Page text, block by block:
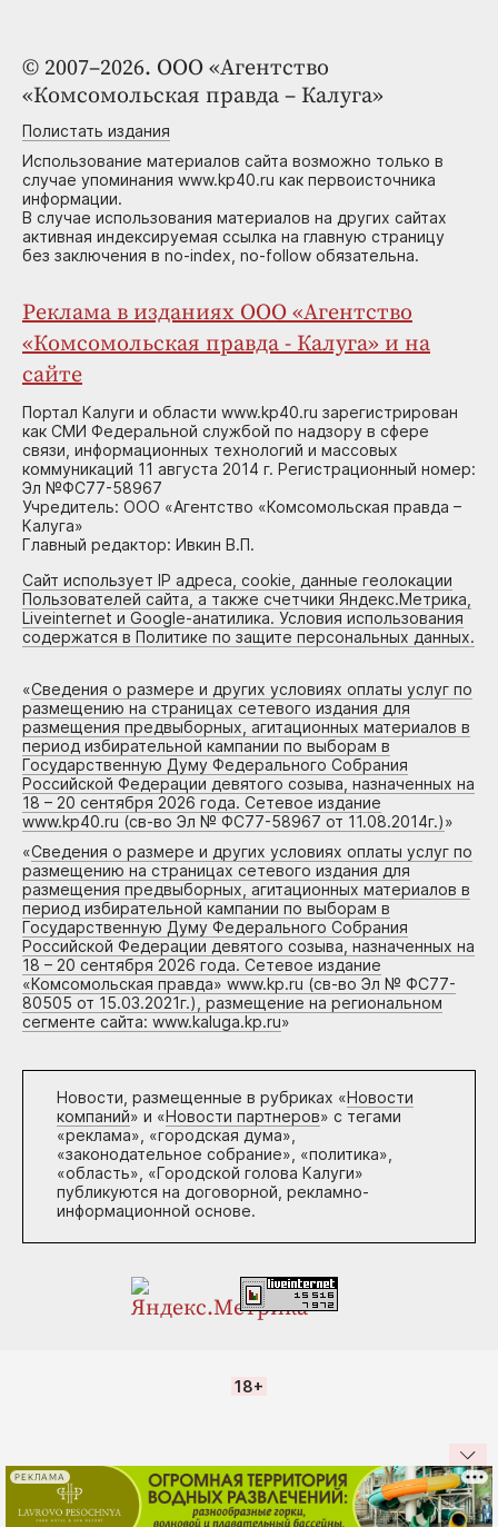
© 2007–2026. ООО «Агентство
«Комсомольская правда – Калуга»
Полистать издания
Использование материалов сайта возможно только в
случае упоминания www.kp40.ru как первоисточника
информации.
В случае использования материалов на других сайтах
активная индексируемая ссылка на главную страницу
без заключения в no-index, no-follow обязательна.
Реклама в изданиях ООО «Агентство
«Комсомольская правда - Калуга» и на
сайте
Портал Калуги и области www.kp40.ru зарегистрирован
как СМИ Федеральной службой по надзору в сфере
связи, информационных технологий и массовых
коммуникаций 11 августа 2014 г. Регистрационный номер:
Эл №ФС77-58967
Учредитель: ООО «Агентство «Комсомольская правда –
Калуга»
Главный редактор: Ивкин В.П.
Сайт использует IP адреса, cookie, данные геолокации
Пользователей сайта, а также счетчики Яндекс.Метрика,
Liveinternet и Google-анатилика. Условия использования
содержатся в Политике по защите персональных данных.
«Сведения о размере и других условиях оплаты услуг по
размещению на страницах сетевого издания для
размещения предвыборных, агитационных материалов в
период избирательной кампании по выборам в
Государственную Думу Федерального Собрания
Российской Федерации девятого созыва, назначенных на
18 – 20 сентября 2026 года. Сетевое издание
www.kp40.ru (св-во Эл № ФС77-58967 от 11.08.2014г.)»
«Сведения о размере и других условиях оплаты услуг по
размещению на страницах сетевого издания для
размещения предвыборных, агитационных материалов в
период избирательной кампании по выборам в
Государственную Думу Федерального Собрания
Российской Федерации девятого созыва, назначенных на
18 – 20 сентября 2026 года. Сетевое издание
«Комсомольская правда» www.kp.ru (св-во Эл № ФС77-
80505 от 15.03.2021г.), размещение на региональном
сегменте сайта: www.kaluga.kp.ru»
Новости, размещенные в рубриках «Новости
компаний» и «Новости партнеров» с тегами
«реклама», «городская дума»,
«законодательное собрание», «политика»,
«область», «Городской голова Калуги»
публикуются на договорной, рекламно-
информационной основе.
18+
РЕКЛАМА